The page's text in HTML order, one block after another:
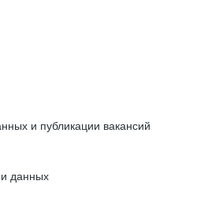
и публикации вакансий
данных